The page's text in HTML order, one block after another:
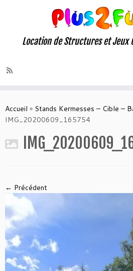
to
content
Location de Structures et Jeux
Accueil » Stands Kermesses – Cible –
IMG_20200609_165754
← Précédent